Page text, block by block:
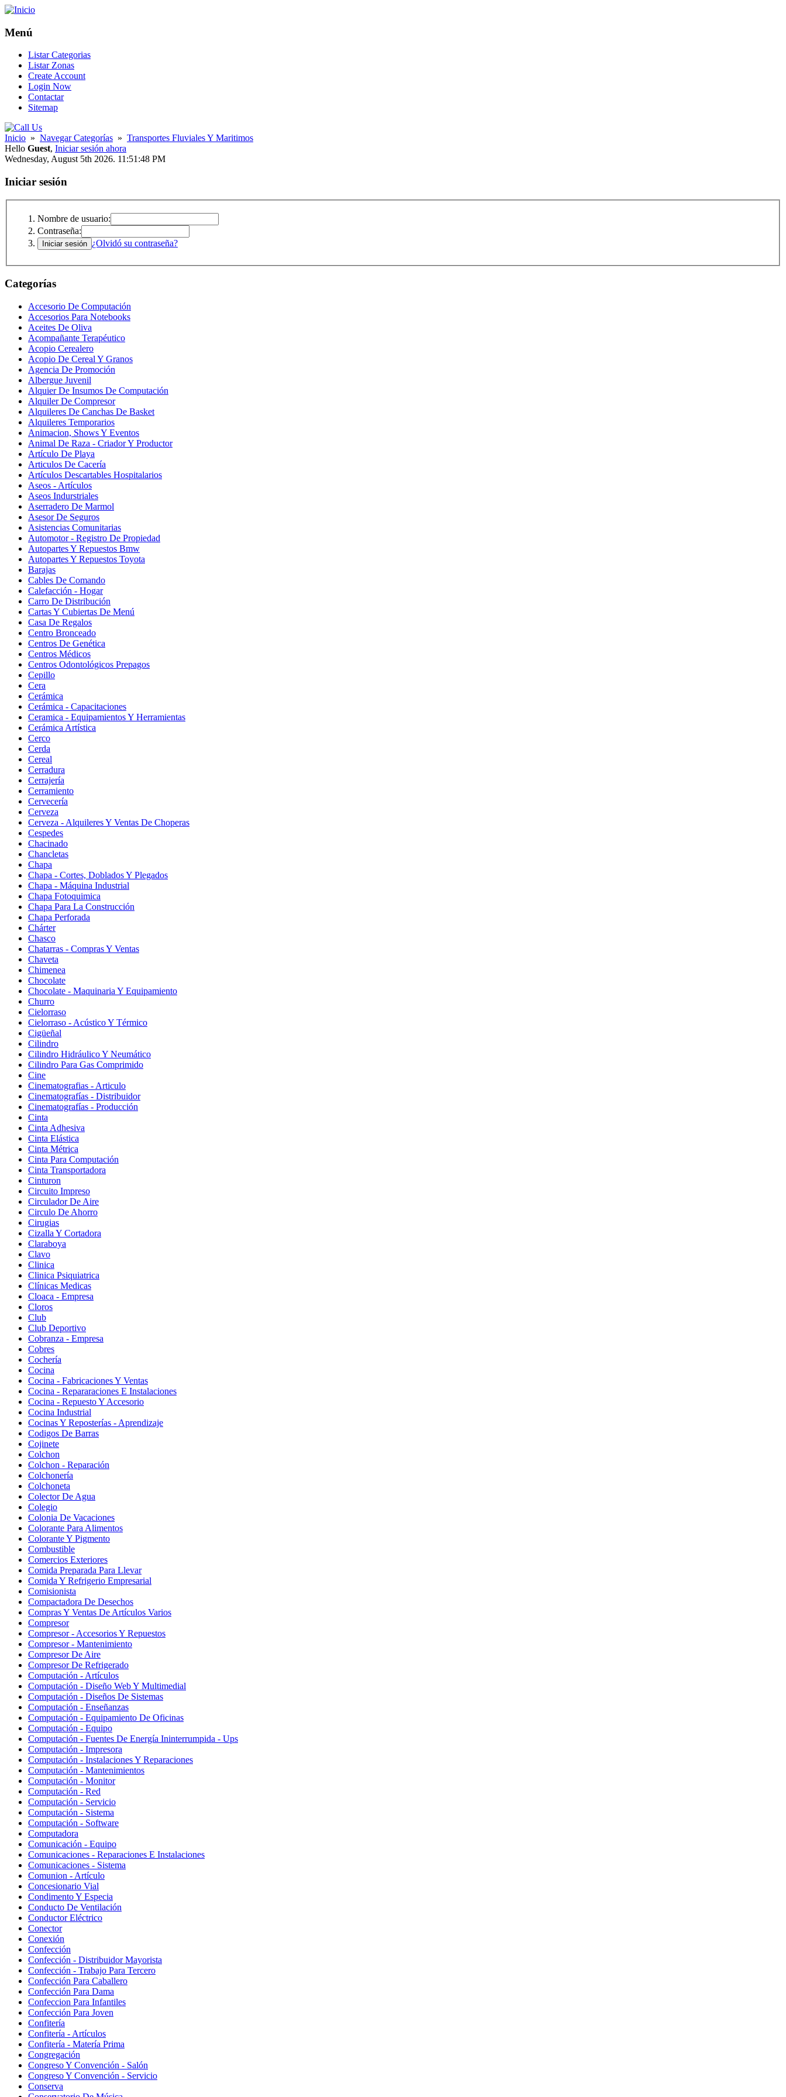
Menú
Listar Categorias
Listar Zonas
Create Account
Login Now
Contactar
Sitemap
Inicio » Navegar Categorías » Transportes Fluviales Y Maritimos
Hello Guest, Iniciar sesión ahora
Wednesday, August 5th 2026. 11:51:48 PM
Iniciar sesión
Nombre de usuario:
Contraseña:
¿Olvidó su contraseña?
Categorías
Accesorio De Computación
Accesorios Para Notebooks
Aceites De Oliva
Acompañante Terapéutico
Acopio Cerealero
Acopio De Cereal Y Granos
Agencia De Promoción
Albergue Juvenil
Alquier De Insumos De Computación
Alquiler De Compresor
Alquileres De Canchas De Basket
Alquileres Temporarios
Animacion, Shows Y Eventos
Animal De Raza - Criador Y Productor
Artículo De Playa
Articulos De Cacería
Artículos Descartables Hospitalarios
Aseos - Artículos
Aseos Indurstriales
Aserradero De Marmol
Asesor De Seguros
Asistencias Comunitarias
Automotor - Registro De Propiedad
Autopartes Y Repuestos Bmw
Autopartes Y Repuestos Toyota
Barajas
Cables De Comando
Calefacción - Hogar
Carro De Distribución
Cartas Y Cubiertas De Menú
Casa De Regalos
Centro Bronceado
Centros De Genética
Centros Médicos
Centros Odontológicos Prepagos
Cepillo
Cera
Cerámica
Cerámica - Capacitaciones
Ceramica - Equipamientos Y Herramientas
Cerámica Artística
Cerco
Cerda
Cereal
Cerradura
Cerrajería
Cerramiento
Cervecería
Cerveza
Cerveza - Alquileres Y Ventas De Choperas
Cespedes
Chacinado
Chancletas
Chapa
Chapa - Cortes, Doblados Y Plegados
Chapa - Máquina Industrial
Chapa Fotoquimica
Chapa Para La Construcción
Chapa Perforada
Chárter
Chasco
Chatarras - Compras Y Ventas
Chaveta
Chimenea
Chocolate
Chocolate - Maquinaria Y Equipamiento
Churro
Cielorraso
Cielorraso - Acústico Y Térmico
Cigüeñal
Cilindro
Cilindro Hidráulico Y Neumático
Cilindro Para Gas Comprimido
Cine
Cinematografias - Articulo
Cinematografías - Distribuidor
Cinematografías - Producción
Cinta
Cinta Adhesiva
Cinta Elástica
Cinta Métrica
Cinta Para Computación
Cinta Transportadora
Cinturon
Circuito Impreso
Circulador De Aire
Circulo De Ahorro
Cirugias
Cizalla Y Cortadora
Claraboya
Clavo
Clinica
Clinica Psiquiatrica
Clínicas Medicas
Cloaca - Empresa
Cloros
Club
Club Deportivo
Cobranza - Empresa
Cobres
Cochería
Cocina
Cocina - Fabricaciones Y Ventas
Cocina - Repararaciones E Instalaciones
Cocina - Repuesto Y Accesorio
Cocina Industrial
Cocinas Y Reposterías - Aprendizaje
Codigos De Barras
Cojinete
Colchon
Colchon - Reparación
Colchonería
Colchoneta
Colector De Agua
Colegio
Colonia De Vacaciones
Colorante Para Alimentos
Colorante Y Pigmento
Combustible
Comercios Exteriores
Comida Preparada Para Llevar
Comida Y Refrigerio Empresarial
Comisionista
Compactadora De Desechos
Compras Y Ventas De Artículos Varios
Compresor
Compresor - Accesorios Y Repuestos
Compresor - Mantenimiento
Compresor De Aire
Compresor De Refrigerado
Computación - Artículos
Computación - Diseño Web Y Multimedial
Computación - Diseños De Sistemas
Computación - Enseñanzas
Computación - Equipamiento De Oficinas
Computación - Equipo
Computación - Fuentes De Energía Ininterrumpida - Ups
Computación - Impresora
Computación - Instalaciones Y Reparaciones
Computación - Mantenimientos
Computación - Monitor
Computación - Red
Computación - Servicio
Computación - Sistema
Computación - Software
Computadora
Comunicación - Equipo
Comunicaciones - Reparaciones E Instalaciones
Comunicaciones - Sistema
Comunion - Artículo
Concesionario Vial
Condimento Y Especia
Conducto De Ventilación
Conductor Eléctrico
Conector
Conexión
Confección
Confección - Distribuidor Mayorista
Confección - Trabajo Para Tercero
Confección Para Caballero
Confección Para Dama
Confeccion Para Infantiles
Confección Para Joven
Confitería
Confitería - Artículos
Confitería - Matería Prima
Congregación
Congreso Y Convención - Salón
Congreso Y Convención - Servicio
Conserva